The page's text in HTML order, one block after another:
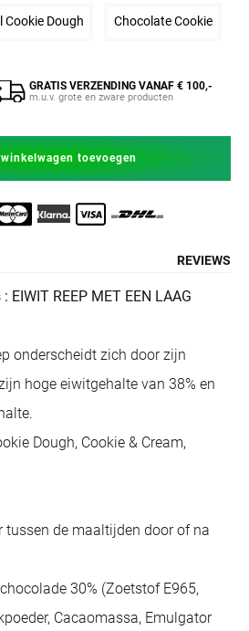
of niet beschikbaar
Cookie DoughVariant uitverkocht of niet
Chocolate Cookie
Joy per stuk
GRATIS VERZENDING VANAF € 100,-
m.u.v. grote en zware producten
toevoegen
REVIEWS
EIWIT REEP MET EEN LAAG
onderscheidt zich door zijn
hoge eiwitgehalte van 38% en
Dough, Cookie & Cream,
tussen de maaltijden door of na
30% (Zoetstof E965,
Cacaomassa, Emulgator